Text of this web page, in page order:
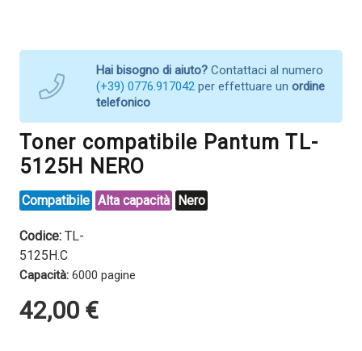
Hai bisogno di aiuto? Contattaci al numero
(+39) 0776.917042 per effettuare un ordine
telefonico
Toner compatibile Pantum TL-
5125H NERO
Compatibile Alta capacità Nero
Codice: TL-
5125H.C
Capacità: 6000 pagine
42,00 €